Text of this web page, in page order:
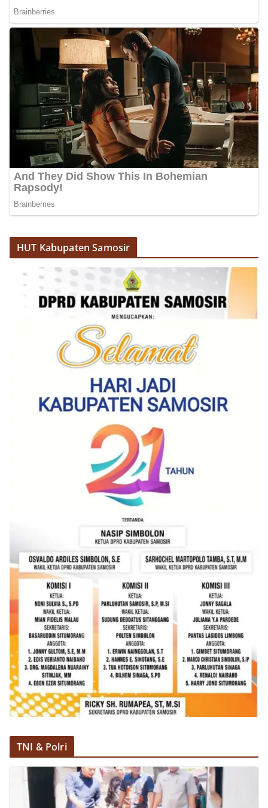
Sunggal sebagai bagian dari upaya menciptakan
situasi Kamtibmas yang aman dan kondusif,
sekaligus menumbuhkan semangat nasionalisme
warga dalam menyambut Hari Kemerdekaan RI.
HUT Kabupaten Samosir
TNI & Polri